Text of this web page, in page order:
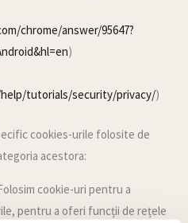
chrome/answer/95647?
)
tutorials/security/privacy/)
cookies-urile folosite de
acestora:
cookie-uri pentru a
pentru a oferi funcții de rețele